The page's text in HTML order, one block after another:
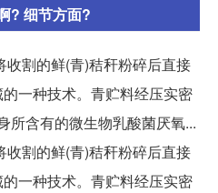
? 细节方面?
割的鲜(青)秸秆粉碎后直接
一种技术。青贮料经压实密
所含有的微生物乳酸菌厌氧...
割的鲜(青)秸秆粉碎后直接
一种技术。青贮料经压实密